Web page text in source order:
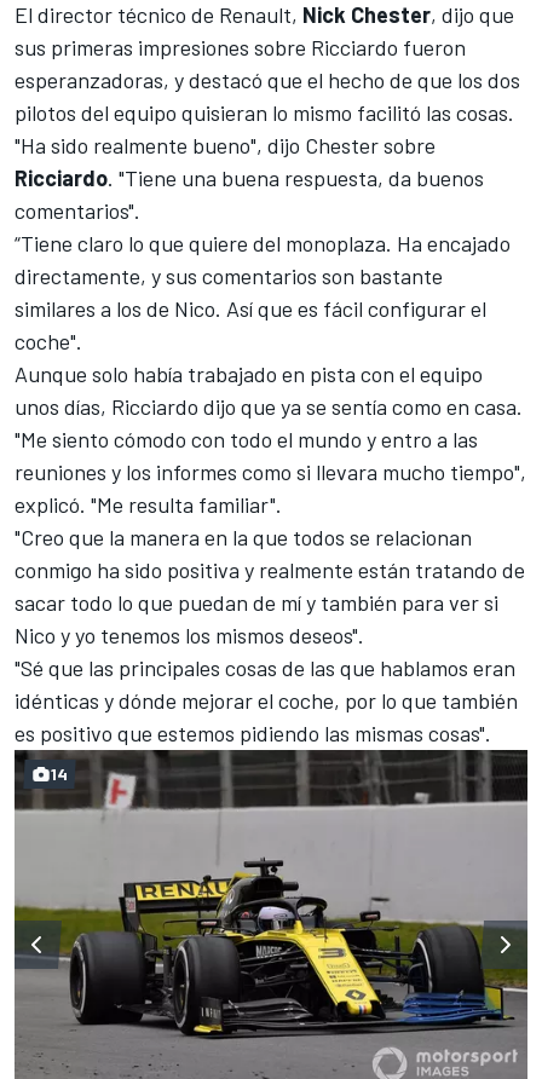
El director técnico de Renault, Nick Chester, dijo que
sus primeras impresiones sobre Ricciardo fueron
esperanzadoras, y destacó que el hecho de que los dos
pilotos del equipo quisieran lo mismo facilitó las cosas.
"Ha sido realmente bueno", dijo Chester sobre
Ricciardo. "Tiene una buena respuesta, da buenos
comentarios".
“Tiene claro lo que quiere del monoplaza. Ha encajado
directamente, y sus comentarios son bastante
similares a los de Nico. Así que es fácil configurar el
coche".
Aunque solo había trabajado en pista con el equipo
unos días, Ricciardo dijo que ya se sentía como en casa.
"Me siento cómodo con todo el mundo y entro a las
reuniones y los informes como si llevara mucho tiempo",
explicó. "Me resulta familiar".
"Creo que la manera en la que todos se relacionan
conmigo ha sido positiva y realmente están tratando de
sacar todo lo que puedan de mí y también para ver si
Nico y yo tenemos los mismos deseos".
"Sé que las principales cosas de las que hablamos eran
idénticas y dónde mejorar el coche, por lo que también
es positivo que estemos pidiendo las mismas cosas".
14